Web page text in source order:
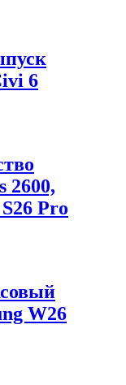
6
2600,
Pro
W26